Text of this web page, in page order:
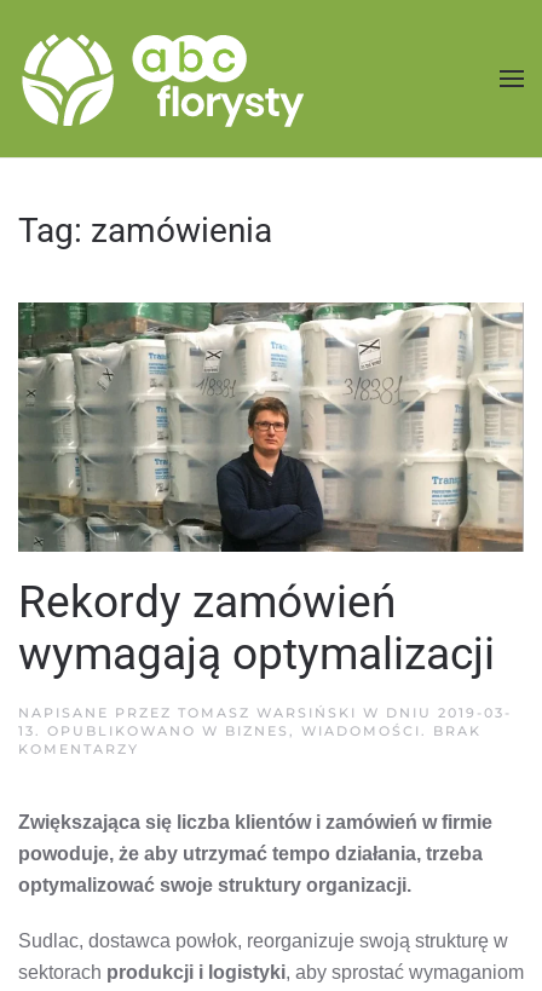
Przejdź do treści głównej
Tag: zamówienia
Rekordy zamówień
wymagają optymalizacji
NAPISANE PRZEZ TOMASZ WARSIŃSKI W DNIU 2019-03-
13
. OPUBLIKOWANO W BIZNES WIADOMOŚCI
BRAK
KOMENTARZY
OPTYMALIZACJI
Zwiększająca się liczba klientów i zamówień w firmie
powoduje, że aby utrzymać tempo działania, trzeba
optymalizować swoje struktury organizacji.
Sudlac, dostawca powłok, reorganizuje swoją strukturę w
sektorach produkcji i logistyki, aby sprostać wymaganiom